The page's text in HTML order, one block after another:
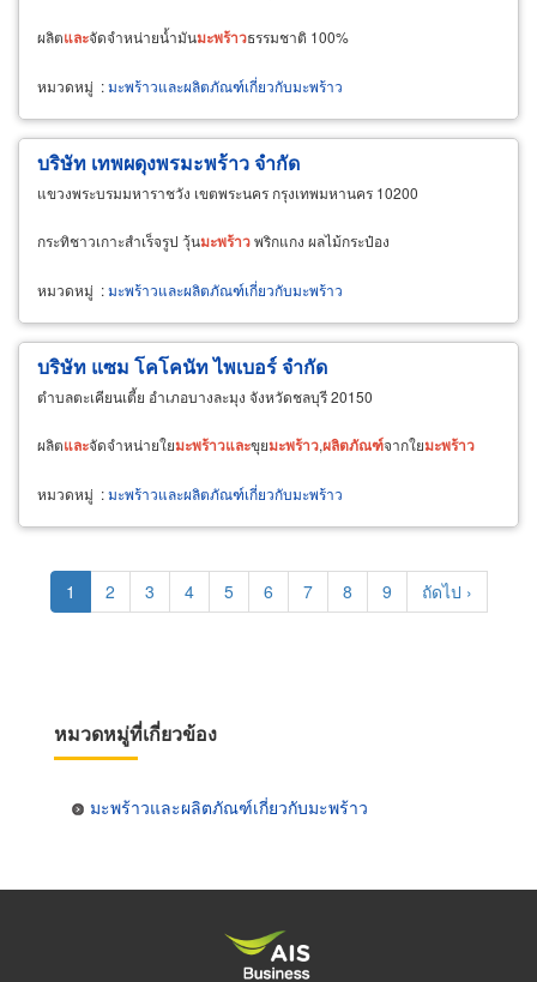
ผลิตและจัดจำหน่ายน้ำมันมะพร้าวธรรมชาติ 100%
หมวดหมู่ :มะพร้าวและผลิตภัณฑ์เกี่ยวกับมะพร้าว
บริษัท เทพผดุงพรมะพร้าว จำกัด
แขวงพระบรมมหาราชวัง เขตพระนคร กรุงเทพมหานคร 10200
กระทิชาวเกาะสำเร็จรูป วุ้นมะพร้าวพริกแกง ผลไม้กระป๋อง
หมวดหมู่ :มะพร้าวและผลิตภัณฑ์เกี่ยวกับมะพร้าว
บริษัท แซม โคโคนัท ไพเบอร์ จำกัด
ตำบลตะเคียนเตี้ย อำเภอบางละมุง จังหวัดชลบุรี 20150
ผลิตและจัดจำหน่ายใยมะพร้าวและขุยมะพร้าว,ผลิตภัณฑ์จากใยมะพร้าว
หมวดหมู่ :มะพร้าวและผลิตภัณฑ์เกี่ยวกับมะพร้าว
Pagination
Current
page
1 Page
2 Page
3 Page
4 Page
5 Page
6 Page
7 Page
8 Page
9
Next
page
ถัดไป ›
หมวดหมู่ที่เกี่ยวข้อง
มะพร้าวและผลิตภัณฑ์เกี่ยวกับมะพร้าว